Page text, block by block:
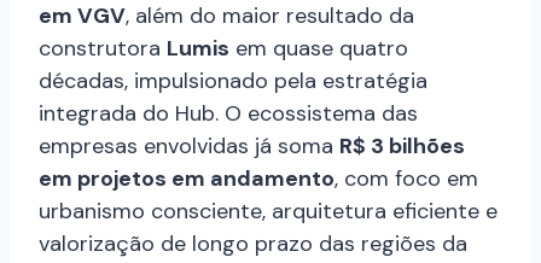
em VGV, além do maior resultado da
construtora Lumis em quase quatro
décadas, impulsionado pela estratégia
integrada do Hub. O ecossistema das
empresas envolvidas já soma R$ 3 bilhões
em projetos em andamento, com foco em
urbanismo consciente, arquitetura eficiente e
valorização de longo prazo das regiões da